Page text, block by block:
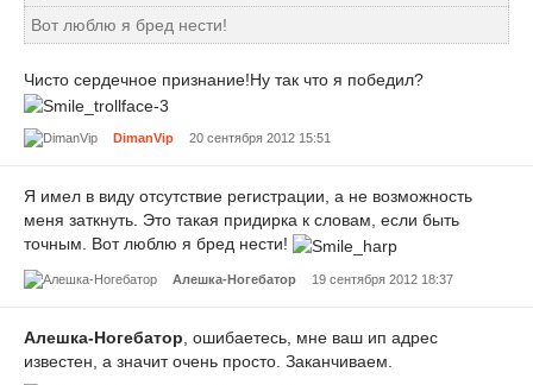
Вот люблю я бред нести!
Чисто сердечное признание!Ну так что я победил?
DimanVip 20 сентября 2012 15:51
Я имел в виду отсутствие регистрации, а не возможность
меня заткнуть. Это такая придирка к словам, если быть
точным. Вот люблю я бред нести!
Алешка-Ногебатор 19 сентября 2012 18:37
Алешка-Ногебатор , ошибаетесь, мне ваш ип адрес
известен, а значит очень просто. Заканчиваем.